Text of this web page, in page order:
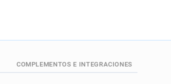
COMPLEMENTOS E INTEGRACIONES